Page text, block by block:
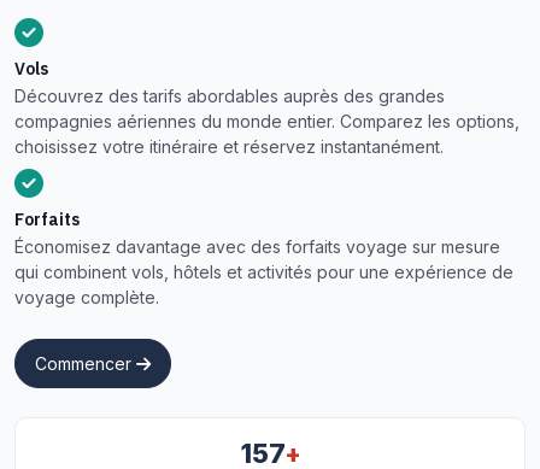
Vols
Découvrez des tarifs abordables auprès des grandes
compagnies aériennes du monde entier. Comparez les options,
choisissez votre itinéraire et réservez instantanément.
Forfaits
Économisez davantage avec des forfaits voyage sur mesure
qui combinent vols, hôtels et activités pour une expérience de
voyage complète.
Commencer
157+